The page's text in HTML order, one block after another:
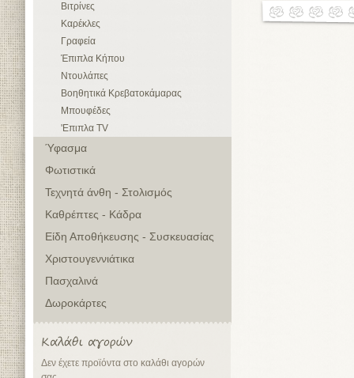
Βιτρίνες
Καρέκλες
Γραφεία
Έπιπλα Κήπου
Ντουλάπες
Βοηθητικά Κρεβατοκάμαρας
Μπουφέδες
'Επιπλα TV
Ύφασμα
Φωτιστικά
Τεχνητά άνθη - Στολισμός
Καθρέπτες - Κάδρα
Είδη Αποθήκευσης - Συσκευασίας
Χριστουγεννιάτικα
Πασχαλινά
Δωροκάρτες
Δεν έχετε προϊόντα στο καλάθι αγορών